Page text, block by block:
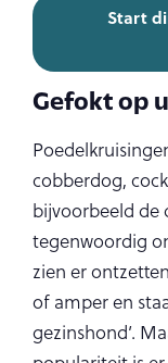
Start
Gefokt op
cobberdog,
bijvoorbeeld de
tegenwoordig
zien er
of amper en
gezinshond’.